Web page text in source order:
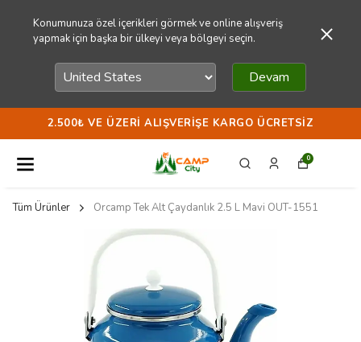
Konumunuza özel içerikleri görmek ve online alışveriş
yapmak için başka bir ülkeyi veya bölgeyi seçin.
Devam
2.500₺ VE ÜZERI ALIŞVERIŞE KARGO ÜCRETSIZ
0
Tüm Ürünler Orcamp Tek Alt Çaydanlık 2.5 L Mavi OUT-1551